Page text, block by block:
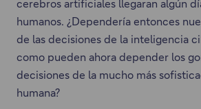
v
a
p
e
s
t
b
r
i
r
á
e
t
e
e
n
l
a
cerebros artificiales llegaran algún
humanos. ¿Dependería entonces
de las decisiones de la inteligencia
como pueden ahora depender los
decisiones de la mucho más
humana?